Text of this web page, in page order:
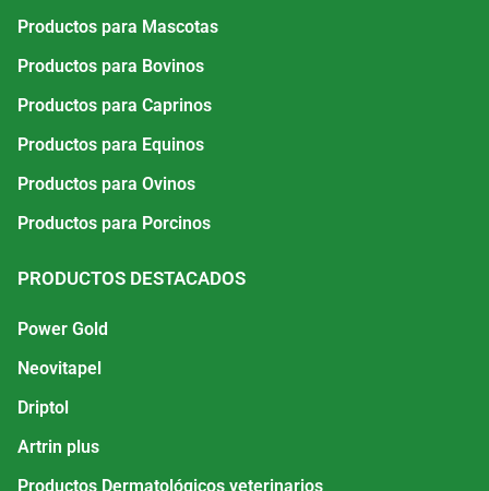
Productos para Mascotas
Productos para Bovinos
Productos para Caprinos
Productos para Equinos
Productos para Ovinos
Productos para Porcinos
PRODUCTOS DESTACADOS
Power Gold
Neovitapel
Driptol
Artrin plus
Productos Dermatológicos veterinarios